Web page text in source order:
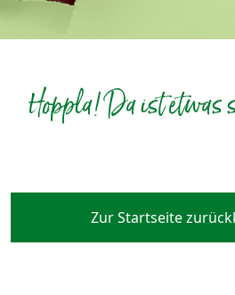
Hoppla! Da ist etwas
Zur Startseite